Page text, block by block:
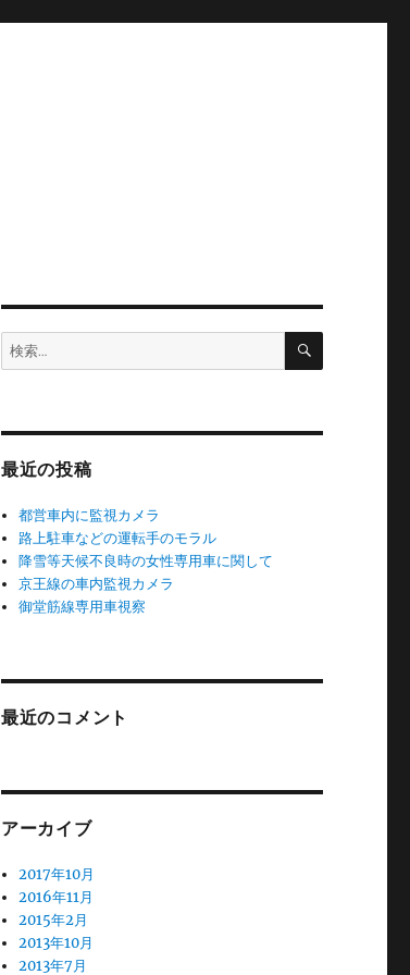
検
索:
検
最近の投稿
都営車内に監視カメラ
路上駐車などの運転手のモラル
降雪等天候不良時の女性専用車に関して
京王線の車内監視カメラ
御堂筋線専用車視察
最近のコメント
アーカイブ
2017年10月
2016年11月
2015年2月
2013年10月
2013年7月